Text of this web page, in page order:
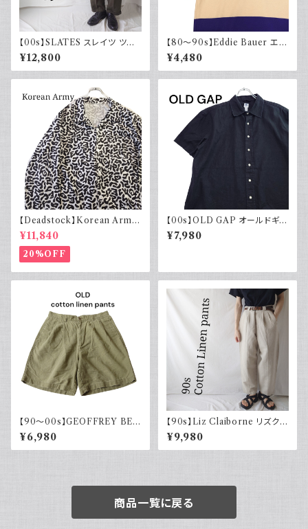
【00s】SLATES スレイツ ツー
タック スラックス リーバイス Le
vi's カーキグリーン 古着
¥12,800
【80～90s】Eddie Bauer エデ
ィバウアー ポロシャツ 太ボーダ
ー 黒タグ
¥4,480
【Deadstock】Korean Army
韓国軍 バクテリアカモジャケッ
ト
¥11,840
20%OFF
【00s】OLD GAP オールドギャ
ップ コットンリネンシャツ ブラッ
ク 黒 古着 半袖
¥7,980
【90～00s】GEOFFREY BEE
NE コットンリネンショーツ ツー
タック カーキグリーン フェード
古着
¥6,980
【90s】Liz Claiborne リズクレ
イボーン コットンリネンパンツ
ツータック ワイド スラックス 古
着
¥9,980
商品一覧に戻る